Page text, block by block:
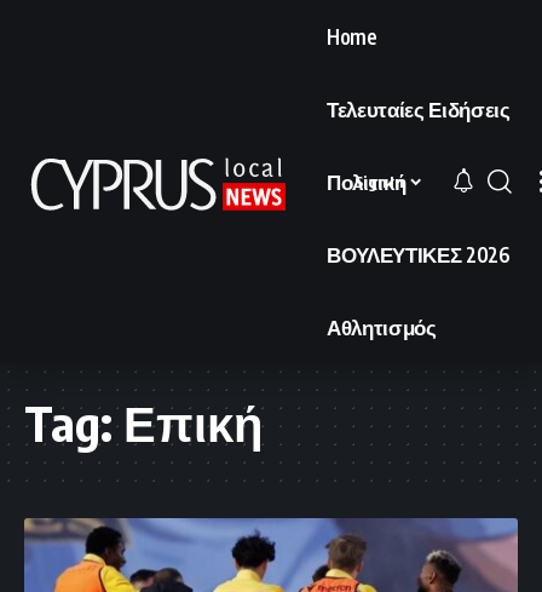
Home
Τελευταίες Ειδήσεις
Πολιτική
ΒΟΥΛΕΥΤΙΚΕΣ 2026
Αθλητισμός
Sign In
Tag:Επική